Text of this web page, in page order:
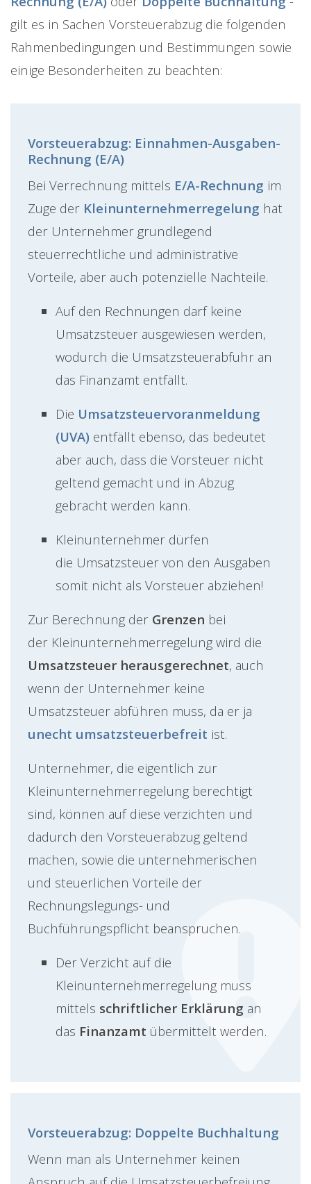
gilt es in Sachen Vorsteuerabzug die folgenden
Rahmenbedingungen und Bestimmungen sowie
einige Besonderheiten zu beachten:
Vorsteuerabzug: Einnahmen-Ausgaben-
Rechnung (E/A)
Bei Verrechnung mittels E/A-Rechnung im
Zuge der Kleinunternehmerregelung hat
der Unternehmer grundlegend
steuerrechtliche und administrative
Vorteile, aber auch potenzielle Nachteile.
Auf den Rechnungen darf keine
Umsatzsteuer ausgewiesen werden,
wodurch die Umsatzsteuerabfuhr an
das Finanzamt entfällt.
Die Umsatzsteuervoranmeldung
(UVA) entfällt ebenso, das bedeutet
aber auch, dass die Vorsteuer nicht
geltend gemacht und in Abzug
gebracht werden kann.
Kleinunternehmer dürfen
die Umsatzsteuer von den Ausgaben
somit nicht als Vorsteuer abziehen!
Zur Berechnung der Grenzen bei
der Kleinunternehmerregelung wird die
Umsatzsteuer herausgerechnet, auch
wenn der Unternehmer keine
Umsatzsteuer abführen muss, da er ja
unecht umsatzsteuerbefreit ist.
Unternehmer, die eigentlich zur
Kleinunternehmerregelung berechtigt
sind, können auf diese verzichten und
dadurch den Vorsteuerabzug geltend
machen, sowie die unternehmerischen
und steuerlichen Vorteile der
Rechnungslegungs- und
Buchführungspflicht beanspruchen.
Der Verzicht auf die
Kleinunternehmerregelung muss
mittels schriftlicher Erklärung an
das Finanzamt übermittelt werden.
Vorsteuerabzug: Doppelte Buchhaltung
Wenn man als Unternehmer keinen